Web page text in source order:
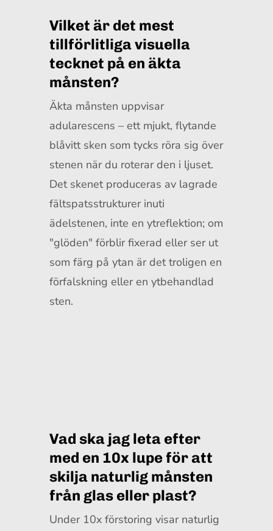
Vilket är det mest
tillförlitliga visuella
tecknet på en äkta
månsten?
Äkta månsten uppvisar
adularescens – ett mjukt, flytande
blåvitt sken som tycks röra sig över
stenen när du roterar den i ljuset.
Det skenet produceras av lagrade
fältspatsstrukturer inuti
ädelstenen, inte en ytreflektion; om
"glöden" förblir fixerad eller ser ut
som färg på ytan är det troligen en
förfalskning eller en ytbehandlad
sten.
Vad ska jag leta efter
med en 10x lupe för att
skilja naturlig månsten
från glas eller plast?
Under 10x förstoring visar naturlig